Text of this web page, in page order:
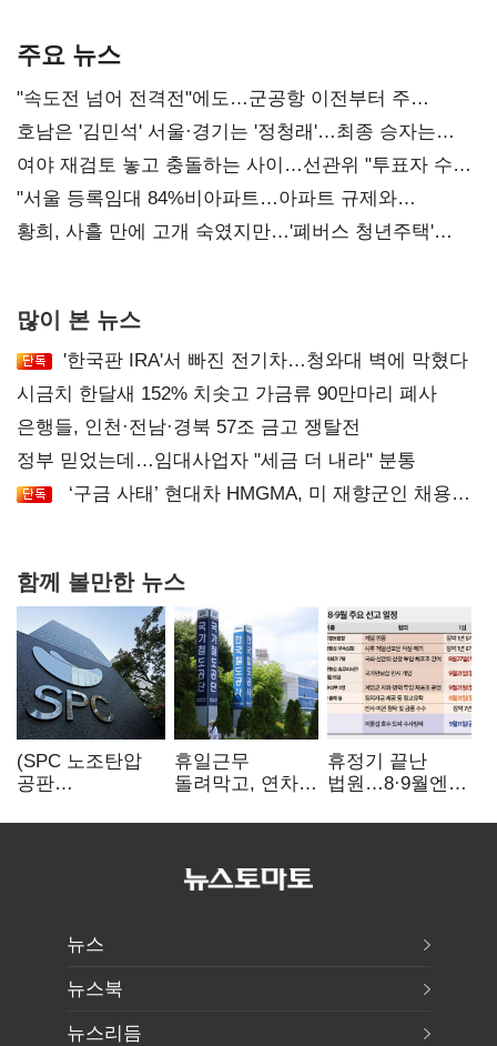
주요 뉴스
"속도전 넘어 전격전"에도…군공항 이전부터 주
52시간까지 '뇌관'
호남은 '김민석' 서울·경기는 '정청래'…최종 승자는
'안갯속'
여야 재검토 놓고 충돌하는 사이…선관위 "투표자 수
오차 당연"
"서울 등록임대 84%비아파트…아파트 규제와
달리해야"
황희, 사흘 만에 고개 숙였지만…'폐버스 청년주택'
많이 본 뉴스
'한국판 IRA'서 빠진 전기차…청와대 벽에 막혔다
시금치 한달새 152% 치솟고 가금류 90만마리 폐사
은행들, 인천·전남·경북 57조 금고 쟁탈전
정부 믿었는데…임대사업자 "세금 더 내라" 분통
‘구금 사태’ 현대차 HMGMA, 미 재향군인 채용
함께 볼만한 뉴스
(SPC 노조탄압
공판
도 책임 안 지는
휴일근무
돌려막고, 연차도
승무현장의
52시간'
휴정기 끝난
법원…8·9월엔
'줄선고' 예정
뉴스
뉴스북
뉴스리듬